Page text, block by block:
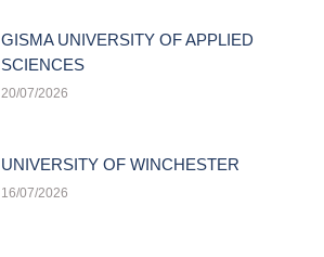
GISMA UNIVERSITY OF APPLIED
SCIENCES
20/07/2026
UNIVERSITY OF WINCHESTER
16/07/2026